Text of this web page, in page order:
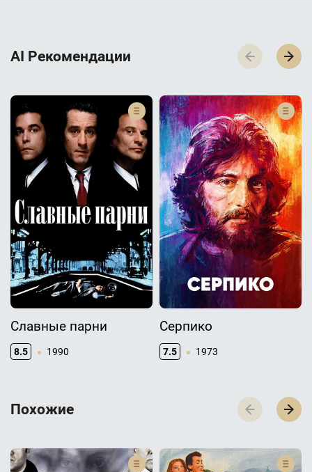
AI Р­е­к­о­м­е­н­д­а­ц­и­и
Славные парни
8.5 1990
Серпико
7.5 1973
П­­­о­­­х­­­о­­­ж­­­и­­­е